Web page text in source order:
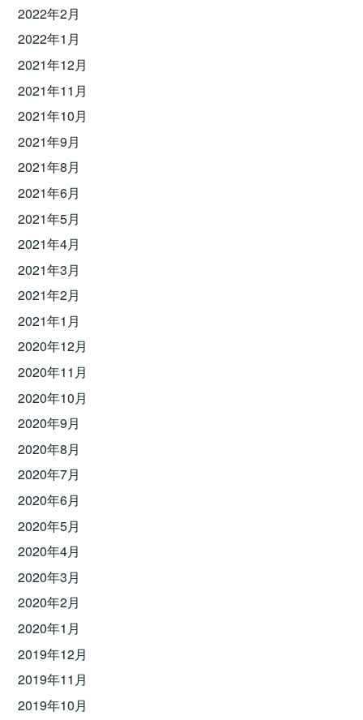
2022年2月
2022年1月
2021年12月
2021年11月
2021年10月
2021年9月
2021年8月
2021年6月
2021年5月
2021年4月
2021年3月
2021年2月
2021年1月
2020年12月
2020年11月
2020年10月
2020年9月
2020年8月
2020年7月
2020年6月
2020年5月
2020年4月
2020年3月
2020年2月
2020年1月
2019年12月
2019年11月
2019年10月